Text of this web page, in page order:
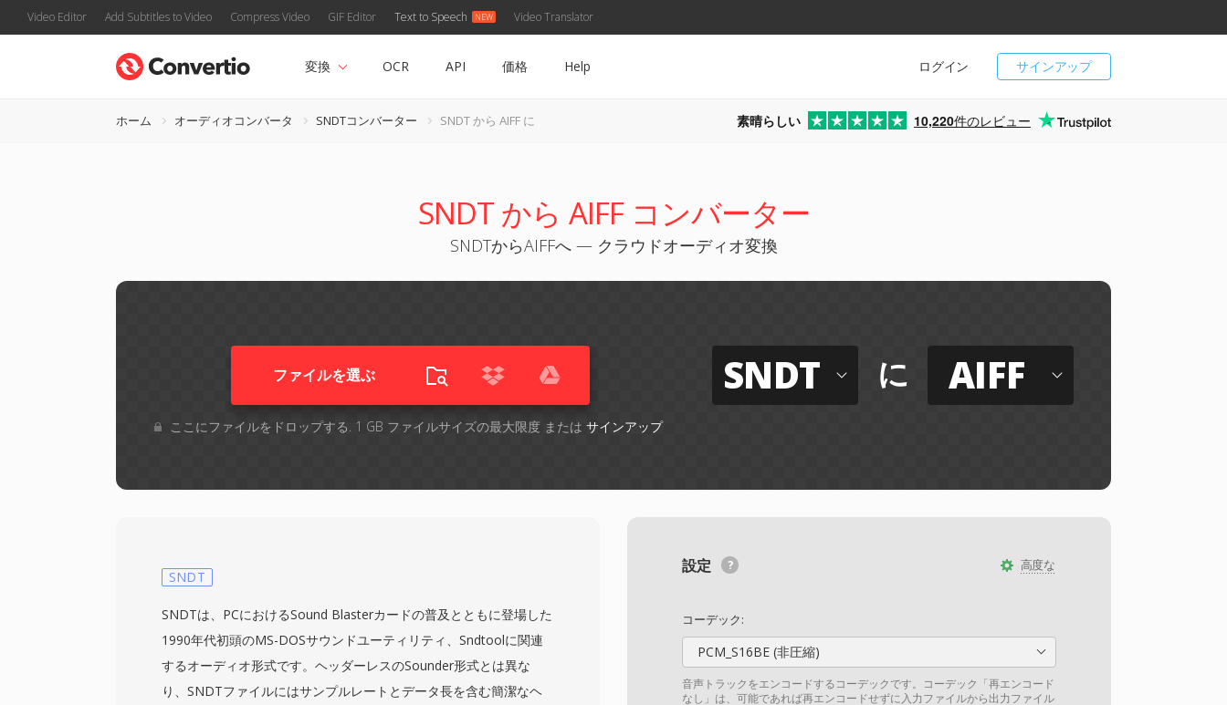
Video Editor Add Subtitles to Video Compress Video GIF Editor Text to Speech Video Translator
サインアップ
ログイン
変換 OCR API 価格 Help
ホーム オーディオコンバータ SNDTコンバーター SNDT から AIFF に 素晴らしい 10,220件のレビュー
SNDT から AIFF コンバーター
SNDTからAIFFへ — クラウドオーディオ変換
ファイルを選ぶ
ここにファイルをドロップする. 1 GB ファイルサイズの最大限度 または サインアップ
SNDT に AIFF
高度な
設定
コーデック:
PCM_S16BE (非圧縮)
音声トラックをエンコードするコーデックです。コーデック「再エンコード
なし」は、可能であれば再エンコードせずに入力ファイルから出力ファイル
SNDT
SNDTは、PCにおけるSound Blasterカードの普及とともに登場した
1990年代初頭のMS-DOSサウンドユーティリティ、Sndtoolに関連
するオーディオ形式です。ヘッダーレスのSounder形式とは異な
り、SNDTファイルにはサンプルレートとデータ長を含む簡潔なヘ